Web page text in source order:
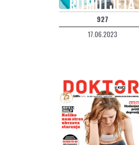
927
17.06.2023